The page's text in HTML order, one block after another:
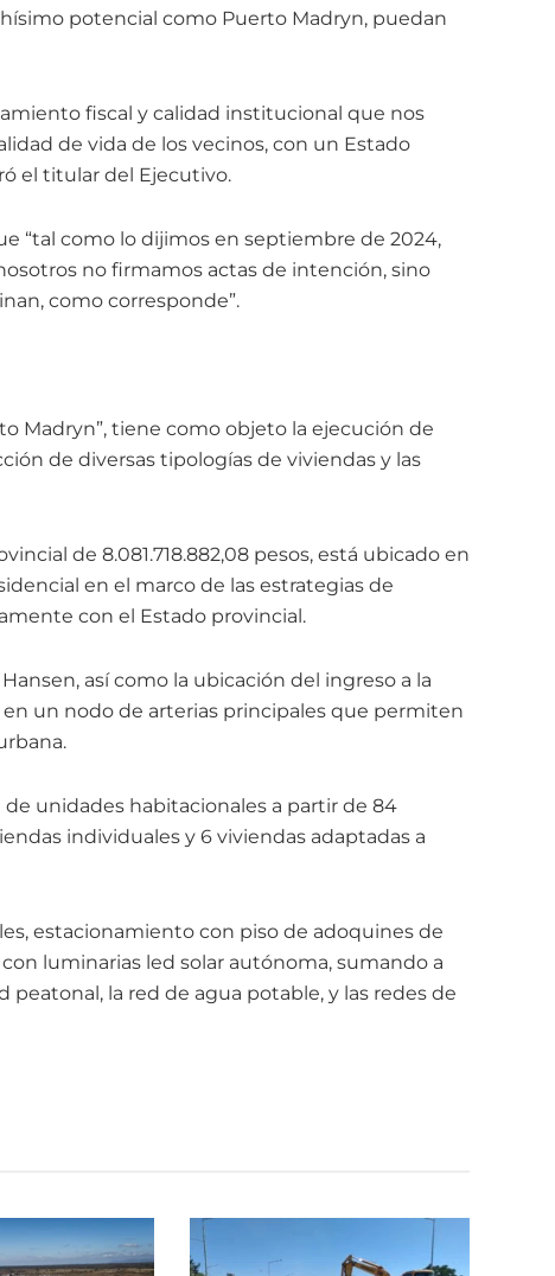
potencial como Puerto Madryn, puedan
fiscal y calidad institucional que nos
de vida de los vecinos, con un Estado
el titular del Ejecutivo.
“tal como lo dijimos en septiembre de 2024,
no firmamos actas de intención, sino
como corresponde”.
Madryn”, tiene como objeto la ejecución de
de diversas tipologías de viviendas y las
de 8.081.718.882,08 pesos, está ubicado en
en el marco de las estrategias de
con el Estado provincial.
así como la ubicación del ingreso a la
un nodo de arterias principales que permiten
unidades habitacionales a partir de 84
individuales y 6 viviendas adaptadas a
estacionamiento con piso de adoquines de
luminarias led solar autónoma, sumando a
peatonal, la red de agua potable, y las redes de